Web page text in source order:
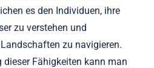
es den Individuen, ihre
zu verstehen und
zu navigieren.
dieser Fähigkeiten kann man